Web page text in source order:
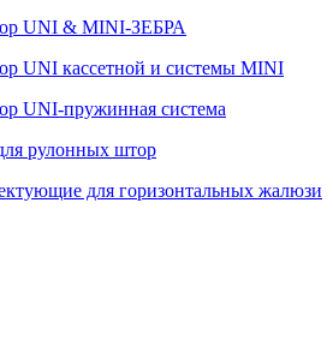
UNI & MINI-ЗЕБРА
UNI кассетной и системы MINI
UNI-пружинная система
рулонных штор
для горизонтальных жалюзи